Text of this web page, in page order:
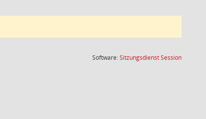
Software:SitzungsdienstSession(Wird in